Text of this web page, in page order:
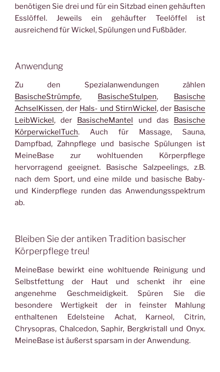
benötigen Sie drei und für ein Sitzbad einen gehäuften
Esslöffel. Jeweils ein gehäufter Teelöffel ist
ausreichend für Wickel, Spülungen und Fußbäder.
Anwendung
Zu den Spezialanwendungen zählen
BasischeStrümpfe, BasischeStulpen, Basische
AchselKissen, der Hals- und StirnWickel, der Basische
LeibWickel, der BasischeMantel und das Basische
KörperwickelTuch. Auch für Massage, Sauna,
Dampfbad, Zahnpflege und basische Spülungen ist
MeineBase zur wohltuenden Körperpflege
hervorragend geeignet. Basische Salzpeelings, z.B.
nach dem Sport, und eine milde und basische Baby-
und Kinderpflege runden das Anwendungsspektrum
ab.
Bleiben Sie der antiken Tradition basischer
Körperpflege treu!
MeineBase bewirkt eine wohltuende Reinigung und
Selbstfettung der Haut und schenkt ihr eine
angenehme Geschmeidigkeit. Spüren Sie die
besondere Wertigkeit der in feinster Mahlung
enthaltenen Edelsteine Achat, Karneol, Citrin,
Chrysopras, Chalcedon, Saphir, Bergkristall und Onyx.
MeineBase ist äußerst sparsam in der Anwendung.